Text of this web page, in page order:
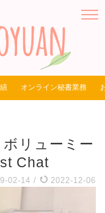
オンライン秘書業務
ボリューミー
Chat
02-14 / 2022-12-06